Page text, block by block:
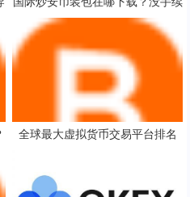
费炒安币装包用户量排名
全球最大虚拟货币交易平台排名